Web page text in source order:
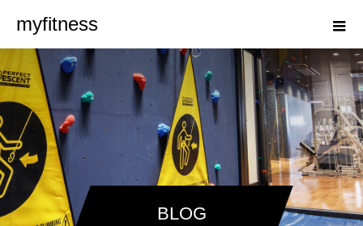
myfitness
BLOG